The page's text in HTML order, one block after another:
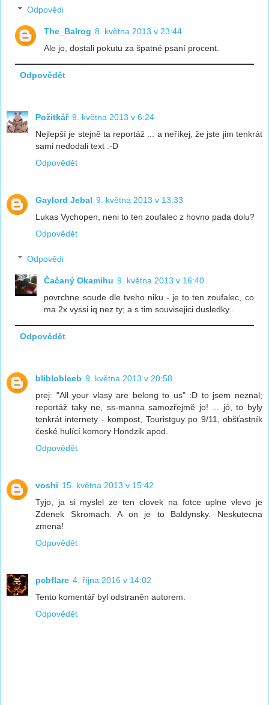
Odpovědi
The_Balrog 8. května 2013 v 23:44
Ale jo, dostali pokutu za špatné psaní procent.
Odpovědět
Požitkář 9. května 2013 v 6:24
Nejlepší je stejně ta reportáž ... a neříkej, že jste jim tenkrát
sami nedodali text :-D
Odpovědět
Gaylord Jebal 9. května 2013 v 13:33
Lukas Vychopen, neni to ten zoufalec z hovno pada dolu?
Odpovědět
Odpovědi
Čačaný Okamihu 9. května 2013 v 16:40
povrchne soude dle tveho niku - je to ten zoufalec, co
ma 2x vyssi iq nez ty; a s tim souvisejici dusledky..
Odpovědět
bliblobleeb 9. května 2013 v 20:58
prej: "All your vlasy are belong to us" :D to jsem neznal;
reportáž taky ne, ss-manna samozřejmě jo! ... jó, to byly
tenkrát internety - kompost, Touristguy po 9/11, obšťastník
české hulící komory Hondzik apod.
Odpovědět
voshi 15. května 2013 v 15:42
Tyjo, ja si myslel ze ten clovek na fotce uplne vlevo je
Zdenek Skromach. A on je to Baldynsky. Neskutecna
zmena!
Odpovědět
pcbflare 4. října 2016 v 14:02
Tento komentář byl odstraněn autorem.
Odpovědět